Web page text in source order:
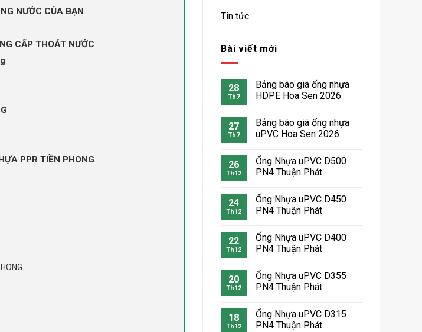
NƯỚC CỦA BẠN
CẤP THOÁT NƯỚC
PPR TIỀN PHONG
Tin tức
Bài viết mới
28
Th7
Bảng báo giá ống nhựa
HDPE Hoa Sen 2026
27
Th7
Bảng báo giá ống nhựa
uPVC Hoa Sen 2026
26
Th12
Ống Nhựa uPVC D500
PN4 Thuận Phát
24
Th12
Ống Nhựa uPVC D450
PN4 Thuận Phát
22
Th12
Ống Nhựa uPVC D400
PN4 Thuận Phát
20
Th12
Ống Nhựa uPVC D355
PN4 Thuận Phát
18
Th12
Ống Nhựa uPVC D315
PN4 Thuận Phát